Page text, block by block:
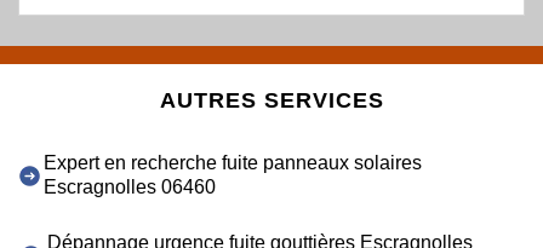
AUTRES SERVICES
Expert en recherche fuite panneaux solaires
Escragnolles 06460
Dépannage urgence fuite gouttières Escragnolles